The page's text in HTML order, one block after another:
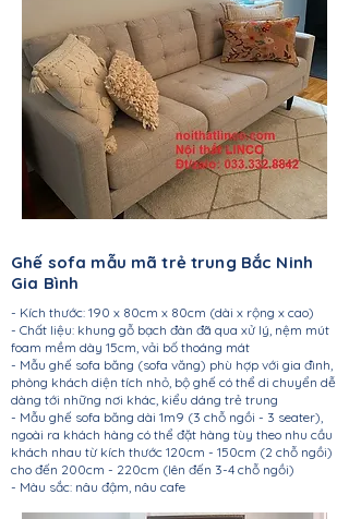
Ghế sofa mẫu mã trẻ trung Bắc Ninh
Gia Bình
- Kích thước: 190 x 80cm x 80cm (dài x rộng x cao)
- Chất liệu: khung gỗ bạch đàn đã qua xử lý, nệm mút
foam mềm dày 15cm, vải bố thoáng mát
- Mẫu ghế sofa băng (sofa văng) phù hợp với gia đình,
phòng khách diện tích nhỏ, bộ ghế có thể di chuyển dễ
dàng tới những nơi khác, kiểu dáng trẻ trung
- Mẫu ghế sofa băng dài 1m9 (3 chỗ ngồi - 3 seater),
ngoài ra khách hàng có thể đặt hàng tùy theo nhu cầu
khách nhau từ kích thước 120cm - 150cm (2 chỗ ngồi)
cho đến 200cm - 220cm (lên đến 3-4 chỗ ngồi)
- Màu sắc: nâu đậm, nâu cafe